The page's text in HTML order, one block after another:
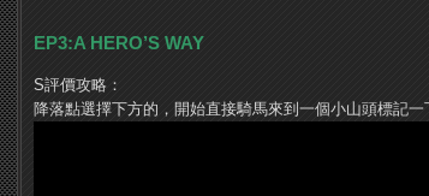
EP3:A HERO’S WAY
S評價攻略：
降落點選擇下方的，開始直接騎馬來到一個小山頭標記一